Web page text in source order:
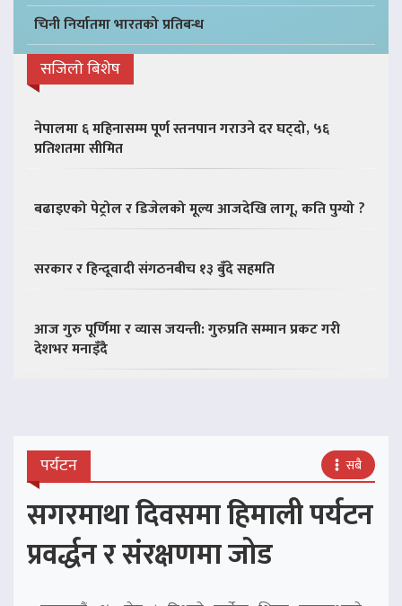
चिनी निर्यातमा भारतको प्रतिबन्ध
सजिलो बिशेष
नेपालमा ६ महिनासम्म पूर्ण स्तनपान गराउने दर घट्दो, ५६
प्रतिशतमा सीमित
बढाइएको पेट्रोल र डिजेलको मूल्य आजदेखि लागू, कति पुग्यो ?
सरकार र हिन्दूवादी संगठनबीच १३ बुँदे सहमति
आज गुरु पूर्णिमा र व्यास जयन्ती: गुरुप्रति सम्मान प्रकट गरी
देशभर मनाइँदै
पर्यटन सबै
सगरमाथा दिवसमा हिमाली पर्यटन
प्रवर्द्धन र संरक्षणमा जोड